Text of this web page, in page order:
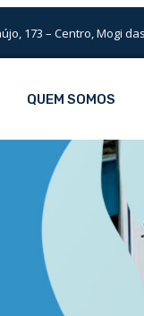
173 – Centro, Mogi
QUEM SOMOS